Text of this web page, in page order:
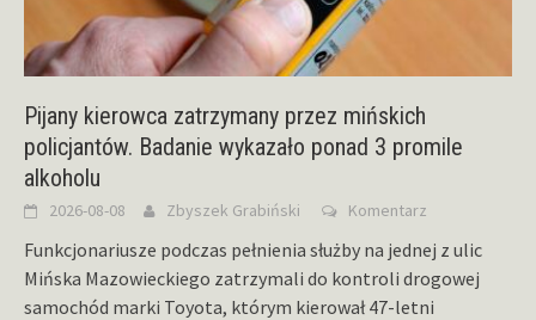
Pijany kierowca zatrzymany przez mińskich
policjantów. Badanie wykazało ponad 3 promile
alkoholu
2026-08-08 Zbyszek Grabiński Komentarz
Funkcjonariusze podczas pełnienia służby na jednej z ulic
Mińska Mazowieckiego zatrzymali do kontroli drogowej
samochód marki Toyota, którym kierował 47-letni